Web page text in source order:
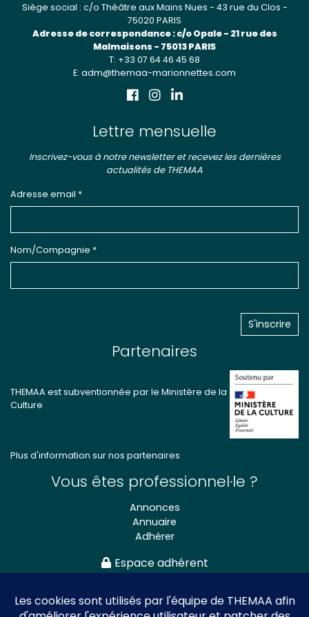
Siège social : c/o Théâtre aux Mains Nues - 43 rue du Clos -
75020 PARIS
Adresse de correspondance : c/o Opale - 21 rue des
Malmaisons - 75013 PARIS
T: +33 07 64 46 45 68
E: adm@themaa-marionnettes.com
Lettre mensuelle
Inscrivez-vous à notre newsletter et recevez les dernières
actualités de THEMAA
Adresse email *
Nom/Compagnie *
Partenaires
THEMAA est subventionnée par le Ministère de la
Culture
Plus d'information sur nos partenaires
Vous êtes professionnel·le ?
Annonces
Annuaire
Adhérer
Espace adhérent